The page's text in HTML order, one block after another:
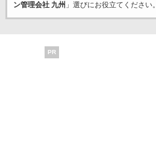
ン管理会社 九州 」選びにお役立てください。
PR